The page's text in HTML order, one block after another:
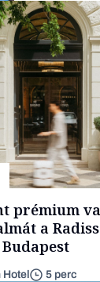
prémium
a
Hotel 5 perc